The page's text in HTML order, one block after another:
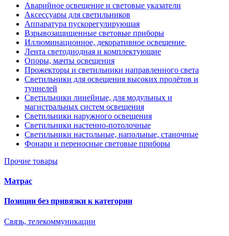
Аварийное освещение и световые указатели
Аксессуары для светильников
Аппаратура пускорегулирующая
Взрывозащищенные световые приборы
Иллюминационное, декоративное освещение
Лента светодиодная и комплектующие
Опоры, мачты освещения
Прожекторы и светильники направленного света
Светильники для освещения высоких пролётов и
туннелей
Светильники линейные, для модульных и
магистральных систем освещения
Светильники наружного освещения
Светильники настенно-потолочные
Светильники настольные, напольные, станочные
Фонари и переносные световые приборы
Прочие товары
Матрас
Позиции без привязки к категории
Связь, телекоммуникации